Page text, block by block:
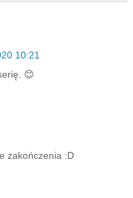
10:21
😊
zakończenia :D